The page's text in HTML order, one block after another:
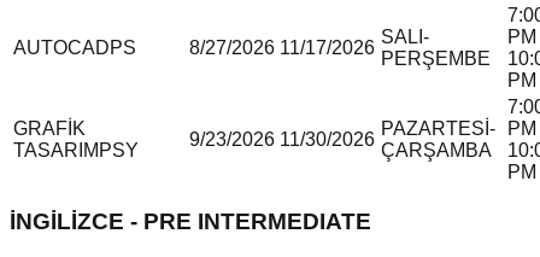
AUTOCADPS 8/27/2026 11/17/2026
SALI-
PERŞEMBE
PM
PM
GRAFİK
TASARIM PSY
9/23/2026 11/30/2026
PAZARTESİ-
ÇARŞAMBA
PM
PM
İNGİLİZCE - PRE INTERMEDIATE